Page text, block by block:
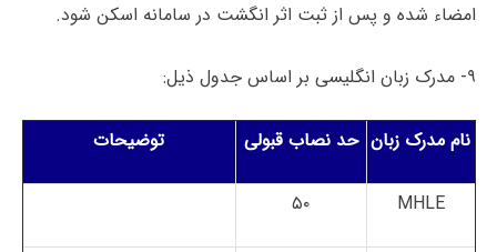
امضاء شده و پس از ثبت اثر انگشت در سامانه اسکن شود.
۹- مدرک زبان انگلیسی بر اساس جدول ذیل:
نام مدرک زبان حد نصاب قبولی توضیحات
MHLE ۵۰